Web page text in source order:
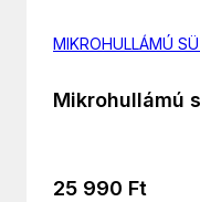
MIKROHULLÁMÚ
Mikrohullámú
25 990 Ft